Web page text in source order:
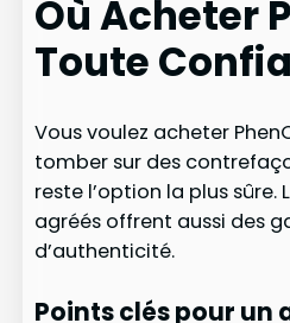
Où Acheter
Toute
Vous voulez acheter
tomber sur des
reste l’option la plus sûre.
agréés offrent aussi des
d’authenticité.
Points clés pour un